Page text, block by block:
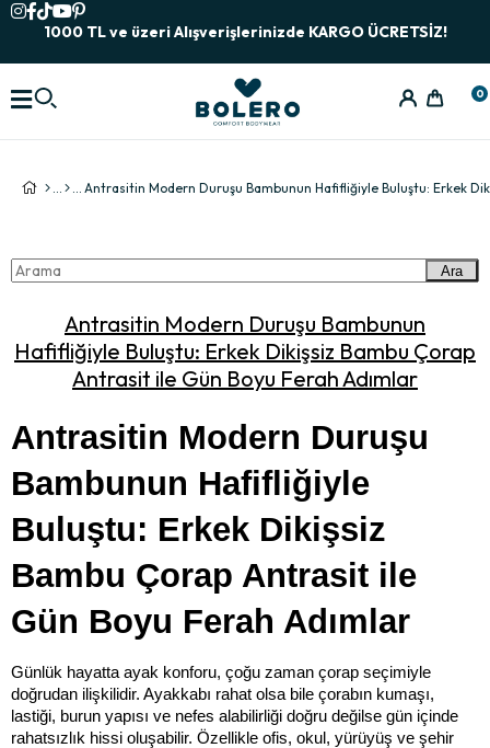
1000 TL ve üzeri Alışverişlerinizde KARGO ÜCRETSİZ!
0
Ara
Antrasitin Modern Duruşu Bambunun
Hafifliğiyle Buluştu: Erkek Dikişsiz Bambu Çorap
Antrasit ile Gün Boyu Ferah Adımlar
Antrasitin Modern Duruşu
Bambunun Hafifliğiyle
Buluştu: Erkek Dikişsiz
Bambu Çorap Antrasit ile
Gün Boyu Ferah Adımlar
Günlük hayatta ayak konforu, çoğu zaman çorap seçimiyle
doğrudan ilişkilidir. Ayakkabı rahat olsa bile çorabın kumaşı,
lastiği, burun yapısı ve nefes alabilirliği doğru değilse gün içinde
rahatsızlık hissi oluşabilir. Özellikle ofis, okul, yürüyüş ve şehir